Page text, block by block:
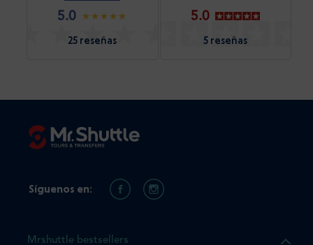
5.0
25 reseñas
5.0
5 reseñas
Mrshuttle bestsellers
Síguenos en: